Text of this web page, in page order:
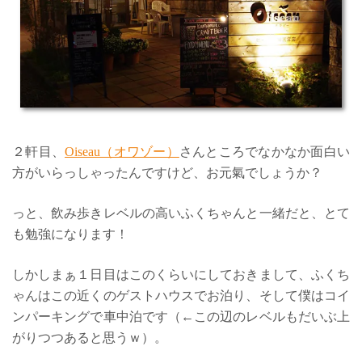
２軒目、Oiseau（オワゾー）
さんところでなかなか面白い
方がいらっしゃったんですけど、お元氣でしょうか？
っと、飲み歩きレベルの高いふくちゃんと一緒だと、とて
も勉強になります！
しかしまぁ１日目はこのくらいにしておきまして、ふくち
ゃんはこの近くのゲストハウスでお泊り、そして僕はコイ
ンパーキングで車中泊です（←この辺のレベルもだいぶ上
がりつつあると思うｗ）。